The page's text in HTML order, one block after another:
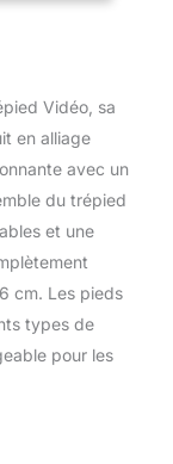
entre
1/4"-20
la
la
double
Vidéo, sa
en alliage
avec un
du trépied
et une
cm. Les pieds
types de
pour les